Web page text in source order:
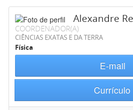
Alexandre
COORDENADOR(A)
CIÊNCIAS EXATAS E DA TERRA
Física
E-mail
Currículo